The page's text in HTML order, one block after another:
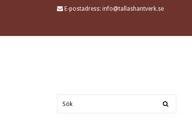
E-postadress: info@tallashantverk.se